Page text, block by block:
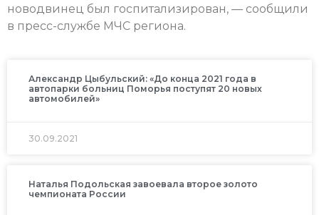
новодвинец был госпитализирован, — сообщили
в пресс-службе МЧС региона.
Александр Цыбульский: «До конца 2021 года в
автопарки больниц Поморья поступят 20 новых
автомобилей»
30.09.2021
Наталья Подольская завоевала второе золото
чемпионата России